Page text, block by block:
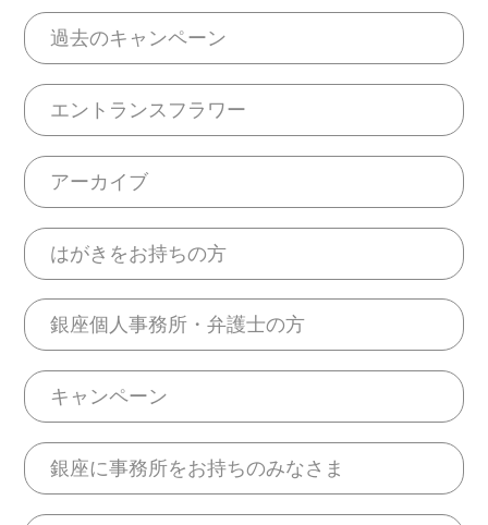
過去のキャンペーン
エントランスフラワー
アーカイブ
はがきをお持ちの方
銀座個人事務所・弁護士の方
キャンペーン
銀座に事務所をお持ちのみなさま